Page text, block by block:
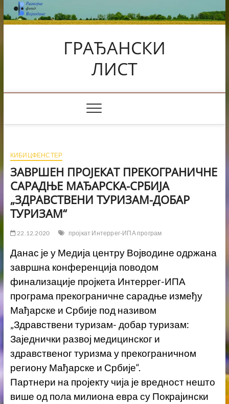
Skip
to
content
ГРАЂАНСКИ
ЛИСТ
КИБИЦФЕНСТЕР
ЗАВРШЕН ПРОЈЕКАТ ПРЕКОГРАНИЧНЕ
САРАДЊЕ МАЂАРСКА-СРБИЈА
„ЗДРАВСТВЕНИ ТУРИЗАМ-ДОБАР
ТУРИЗАМ“
22.12.2020 пројкат Интеррег-ИПА програм
Данас је у Медија центру Војводине одржана
завршна конференција поводом
финализације пројкета Интеррег-ИПА
програма прекограничне сарадње између
Мађарске и Србије под називом
„Здравствени туризам- добар туризам:
Заједнички развој медицинског и
здравственог туризма у прекограничном
региону Мађарске и Србије“.
Партнери на пројекту чија је вредност нешто
више од пола милиона евра су Покрајински